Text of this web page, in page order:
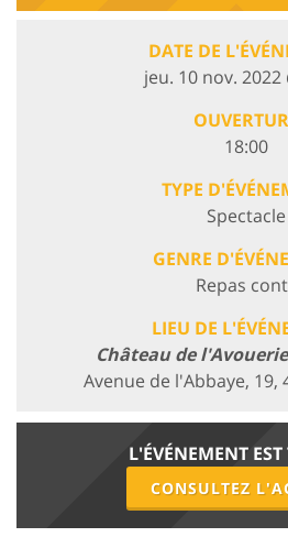
DATE DE
jeu. 10 nov. 2022
18:00
TYPE
Spectacle
GENRE
Repas
LIEU DE
Château de
Avenue de l'Abbaye, 19,
L'ÉVÉNEMENT
CONSULTEZ